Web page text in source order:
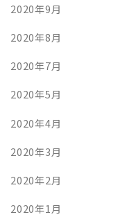
2020年9月
2020年8月
2020年7月
2020年5月
2020年4月
2020年3月
2020年2月
2020年1月